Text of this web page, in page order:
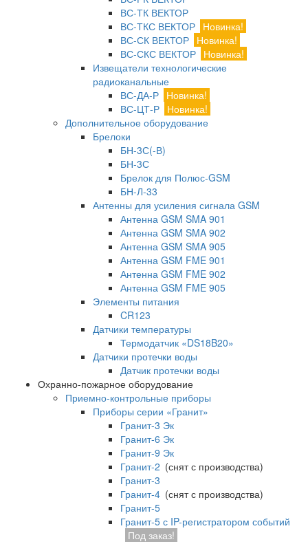
ВС-ТК ВЕКТОР
ВС-ТКС ВЕКТОР Новинка!
ВС-СК ВЕКТОР Новинка!
ВС-СКС ВЕКТОР Новинка!
Извещатели технологические
радиоканальные
ВС-ДА-Р Новинка!
ВС-ЦТ-Р Новинка!
Дополнительное оборудование
Брелоки
БН-3С(-В)
БН-3С
Брелок для Полюс-GSM
БН-Л-33
Антенны для усиления сигнала GSM
Антенна GSM SMA 901
Антенна GSM SMA 902
Антенна GSM SMA 905
Антенна GSM FME 901
Антенна GSM FME 902
Антенна GSM FME 905
Элементы питания
CR123
Датчики температуры
Термодатчик «DS18B20»
Датчики протечки воды
Датчик протечки воды
Охранно-пожарное оборудование
Приемно-контрольные приборы
Приборы серии «Гранит»
Гранит-3 Эк
Гранит-6 Эк
Гранит-9 Эк
Гранит-2 (снят с производства)
Гранит-3
Гранит-4 (снят с производства)
Гранит-5
Гранит-5 с IP-регистратором событий
Под заказ!